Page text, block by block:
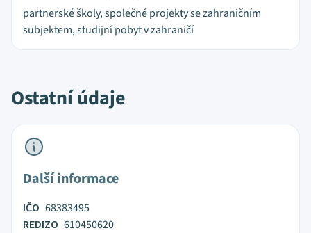
partnerské školy, společné projekty se zahraničním
subjektem, studijní pobyt v zahraničí
Ostatní údaje
Další informace
IČO 68383495
REDIZO 610450620